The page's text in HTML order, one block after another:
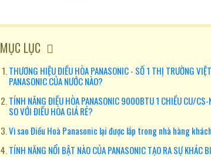
MỤC LỤC
THƯƠNG HIỆU ĐIỀU HÒA PANASONIC - SỐ 1 THỊ TRƯỜNG
PANASONIC CỦA NƯỚC NÀO?
TÍNH NĂNG ĐIỀU HÒA PANASONIC 9000BTU 1 CHIỀU CU/
SO VỚI ĐIỀU HÒA GIÁ RẺ?
Vì sao Điều Hoà Panasonic lại được lắp trong nhà hàng
TÍNH NĂNG NỔI BẬT NÀO CỦA PANASONIC TẠO RA SỰ KHÁC